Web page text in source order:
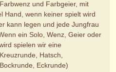
und Farbgeier, mit
Hand, wenn keiner spielt wird
kann legen und jede Jungfrau
ein Solo, Wenz, Geier oder
spielen wir eine
Hatsch,
Eckrunde)